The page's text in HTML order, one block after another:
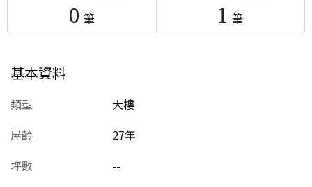
0 筆 1 筆
基本資料
類型
大樓
屋齡
27年
坪數
--